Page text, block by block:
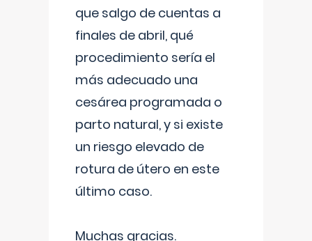
que salgo de cuentas a
finales de abril, qué
procedimiento sería el
más adecuado una
cesárea programada o
parto natural, y si existe
un riesgo elevado de
rotura de útero en este
último caso.
Muchas gracias.